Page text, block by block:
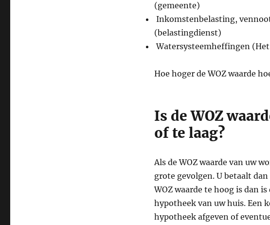
(gemeente)
Inkomstenbelasting,
(belastingdienst)
Watersysteemheffingen
Hoe hoger de WOZ waarde
Is de WOZ
of te laag?
Als de WOZ waarde van uw
grote gevolgen. U betaalt
WOZ waarde te hoog is dan
hypotheek van uw huis. Een
hypotheek afgeven of